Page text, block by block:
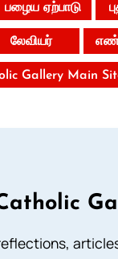
பழைய ஏற்பாடு
லேவியர்
Gallery Main